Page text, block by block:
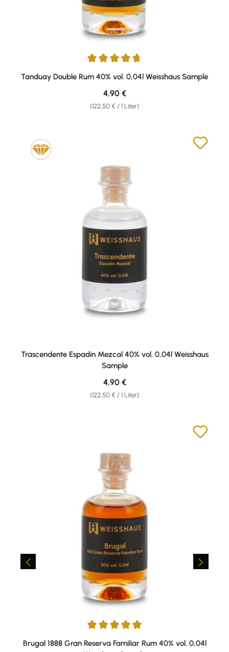
Durchschnittliche Bewertung von 4.67 von 5 Sternen
Tanduay Double Rum 40% vol. 0,04l Weisshaus Sample
(122,50 € / 1 Liter)
Regulärer Preis:
4,90 €
Trascendente Espadin Mezcal 40% vol. 0,04l Weisshaus
Sample
(122,50 € / 1 Liter)
Regulärer Preis:
4,90 €
Durchschnittliche Bewertung von 5 von 5 Sternen
Brugal 1888 Gran Reserva Familiar Rum 40% vol. 0,04l